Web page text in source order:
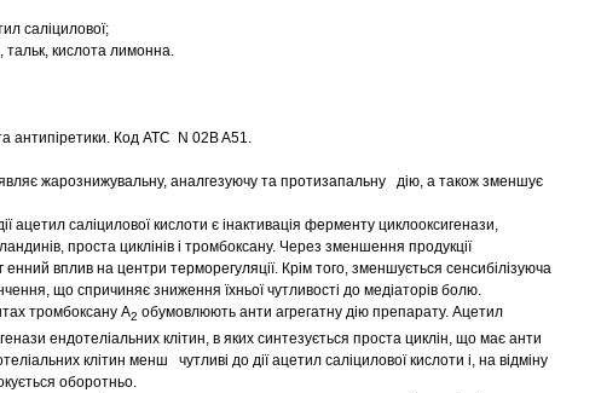
саліцилової;
тальк, кислота лимонна.
антипіретики. Код АТС N 02B A51.
жарознижувальну, аналгезуючу та протизапальну дію, а також зменшує
ацетил саліцилової кислоти є інактивація ферменту циклооксигенази,
проста циклінів і тромбоксану. Через зменшення продукції
енний вплив на центри терморегуляції. Крім того, зменшується сенсибілізуюча
що спричиняє зниження їхньої чутливості до медіаторів болю.
тромбоксану А2 обумовлюють анти агрегатну дію препарату. Ацетил
ендотеліальних клітин, в яких синтезується проста циклін, що має анти
клітин менш чутливі до дії ацетил саліцилової кислоти і, на відміну
оборотньо.